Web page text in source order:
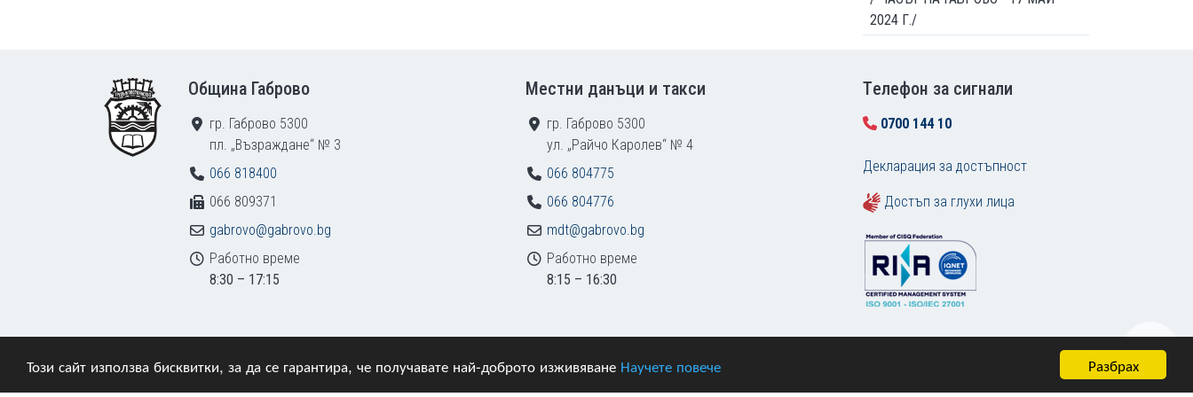
Разбрах
Този сайт използва бисквитки, за да се гарантира, че получавате най-доброто изживяване Научете повече
2024 Г./
Община Габрово
гр. Габрово 5300
пл. „Възраждане“ № 3
066 818400
066 809371
gabrovo@gabrovo.bg
Работно време
8:30 – 17:15
Местни данъци и такси
гр. Габрово 5300
ул. „Райчо Каролев“ № 4
066 804775
066 804776
mdt@gabrovo.bg
Работно време
8:15 – 16:30
Tелефон за сигнали
0700 144 10
Декларация за достъпност
Достъп за глухи лица
© 2009–2026 Община Габрово. Всички права запазени.